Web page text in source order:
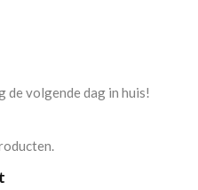
de volgende dag in huis!